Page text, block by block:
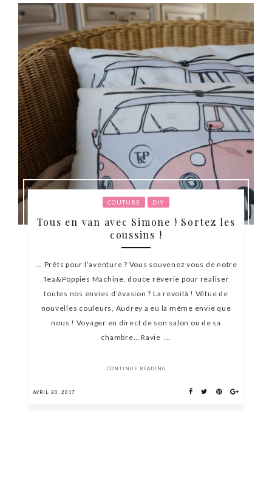
COUTURE DIY
Tous en van avec Simone ! Sortez les
coussins !
… Prêts pour l’aventure ? Vous souvenez vous de notre
Tea&Poppies Machine, douce rêverie pour réaliser
toutes nos envies d’évasion ? La revoilà ! Vêtue de
nouvelles couleurs, Audrey a eu la même envie que
nous ! Voyager en direct de son salon ou de sa
chambre… Ravie ...
CONTINUE READING
AVRIL 20, 2017